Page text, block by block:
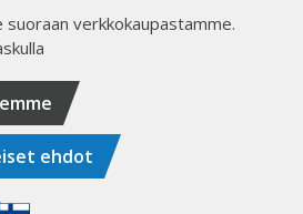
verkkokaupastamme.
ehdot